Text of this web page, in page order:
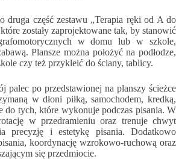
druga część zestawu „Terapia ręki od A do
zostały zaprojektowane tak, by stanowić
w domu lub w szkole,
Plansze można położyć na podłodze,
czy też przykleić do ściany, tablicy.
palec po przedstawionej na planszy ścieżce
w dłoni piłką, samochodem, kredką,
do tych, które wykonuje podczas pisania. W
w przedramieniu oraz trenuje chwyt
precyzję i estetykę pisania. Dodatkowo
koordynację wzrokowo-ruchową oraz
się przedmiocie.